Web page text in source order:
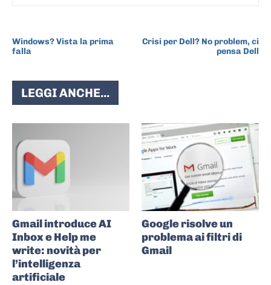
Windows? Vista la prima
falla
Crisi per Dell? No problem, ci
pensa Dell
LEGGI ANCHE...
Gmail introduce AI
Inbox e Help me
write: novità per
l’intelligenza
artificiale
Google risolve un
problema ai filtri di
Gmail